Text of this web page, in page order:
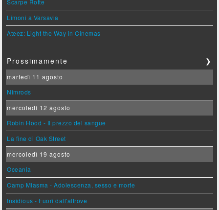
Scarpe Rotte
Limoni a Varsavia
Ateez: Light the Way in Cinemas
Prossimamente ❯
martedì 11 agosto
Nimrods
mercoledì 12 agosto
Robin Hood - Il prezzo del sangue
La fine di Oak Street
mercoledì 19 agosto
Oceania
Camp Miasma - Adolescenza, sesso e morte
Insidious - Fuori dall'altrove